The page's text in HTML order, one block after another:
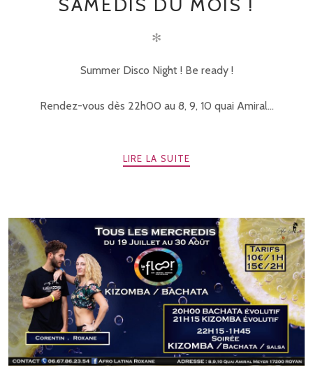
SAMEDIS DU MOIS !
✻
Summer Disco Night ! Be ready !
Rendez-vous dès 22h00 au 8, 9, 10 quai Amiral...
LIRE LA SUITE